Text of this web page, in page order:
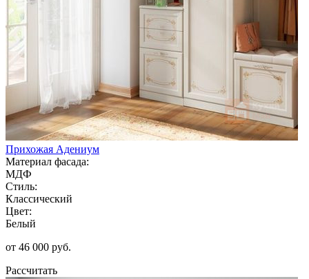
Прихожая Адениум
Материал фасада:
МДФ
Стиль:
Классический
Цвет:
Белый
от 46 000 руб.
Рассчитать